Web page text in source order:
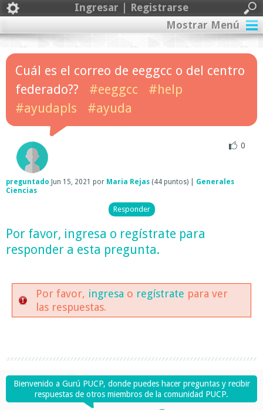
Ingresar | Registrarse
Mostrar Menú
Cuál es el correo de eeggcc o del centro
federado??
#eeggcc
#help
#ayudapls
#ayuda
0
preguntado Jun 15, 2021 por Maria Rejas (44 puntos)
Generales
Ciencias
Por favor, ingresa o regístrate para
responder a esta pregunta.
Por favor, ingresa o regístrate para ver
las respuestas.
Bienvenido a Gurú PUCP, donde puedes hacer preguntas y recibir
respuestas de otros miembros de la comunidad PUCP.